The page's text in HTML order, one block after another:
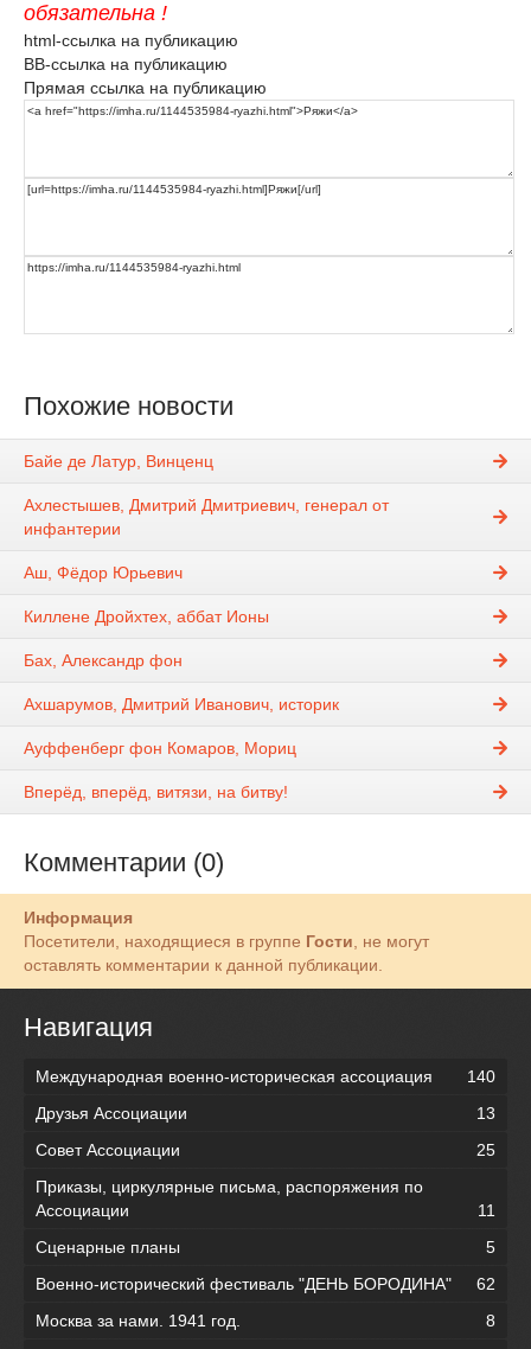
обязательна !
html-ссылка на публикацию
BB-ссылка на публикацию
Прямая ссылка на публикацию
Похожие новости
Байе де Латур, Винценц
Ахлестышев, Дмитрий Дмитриевич, генерал от
инфантерии
Аш, Фёдор Юрьевич
Киллене Дройхтех, аббат Ионы
Бах, Александр фон
Ахшарумов, Дмитрий Иванович, историк
Ауффенберг фон Комаров, Мориц
Вперёд, вперёд, витязи, на битву!
Комментарии (0)
Информация
Посетители, находящиеся в группе Гости , не могут
оставлять комментарии к данной публикации.
Навигация
Международная военно-историческая ассоциация
140
Друзья Ассоциации
13
Совет Ассоциации
25
Приказы, циркулярные письма, распоряжения по
Ассоциации
11
Сценарные планы
5
Военно-исторический фестиваль "ДЕНЬ БОРОДИНА"
62
Москва за нами. 1941 год.
8